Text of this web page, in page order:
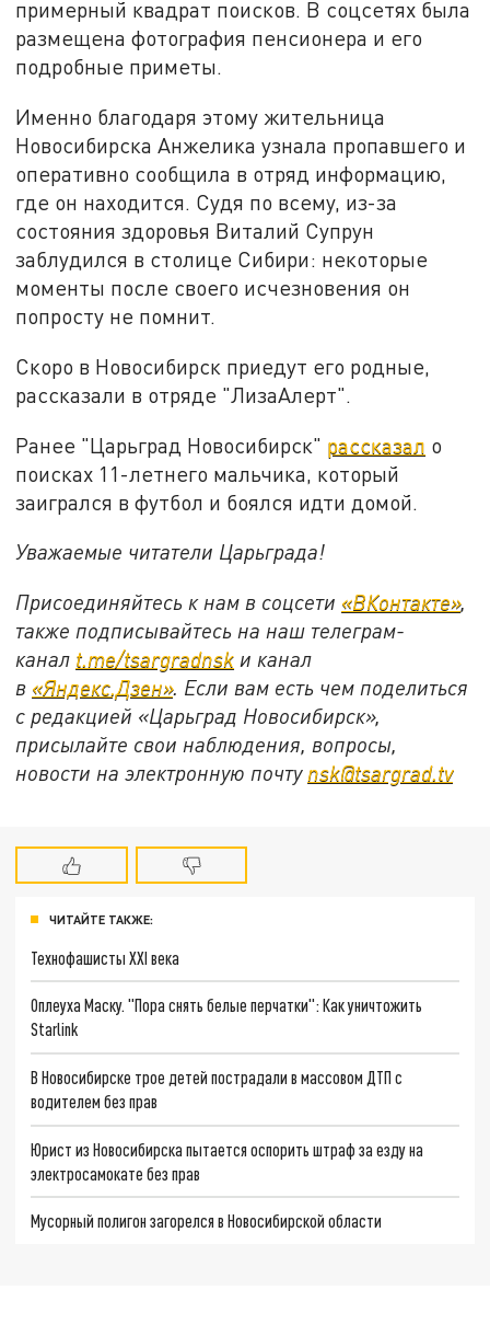
примерный квадрат поисков. В соцсетях была
размещена фотография пенсионера и его
подробные приметы.
Именно благодаря этому жительница
Новосибирска Анжелика узнала пропавшего и
оперативно сообщила в отряд информацию,
где он находится. Судя по всему, из-за
состояния здоровья Виталий Супрун
заблудился в столице Сибири: некоторые
моменты после своего исчезновения он
попросту не помнит.
Скоро в Новосибирск приедут его родные,
рассказали в отряде "ЛизаАлерт".
Ранее "Царьград Новосибирск" рассказал о
поисках 11-летнего мальчика, который
заигрался в футбол и боялся идти домой.
Уважаемые читатели Царьграда!
Присоединяйтесь к нам в соцсети «ВКонтакте»,
также подписывайтесь на наш телеграм-
канал t.me/tsargradnsk и канал
в «Яндекс.Дзен». Если вам есть чем поделиться
с редакцией «Царьград Новосибирск»,
присылайте свои наблюдения, вопросы,
новости на электронную почту nsk@tsargrad.tv
ЧИТАЙТЕ ТАКЖЕ:
Технофашисты XXI века
Оплеуха Маску. "Пора снять белые перчатки": Как уничтожить
Starlink
В Новосибирске трое детей пострадали в массовом ДТП с
водителем без прав
Юрист из Новосибирска пытается оспорить штраф за езду на
электросамокате без прав
Мусорный полигон загорелся в Новосибирской области